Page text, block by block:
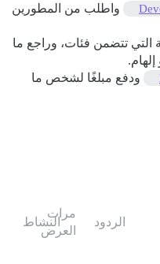
واطلب من المطورين
التي تتضمن فئات، وراجع ما
ودفع مبلغًا لشخص ما
الردود
مرات
العرض
النشاط